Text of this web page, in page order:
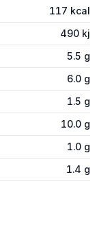
117 kcal
490 kj
5.5 g
6.0 g
1.5 g
10.0 g
1.0 g
1.4 g